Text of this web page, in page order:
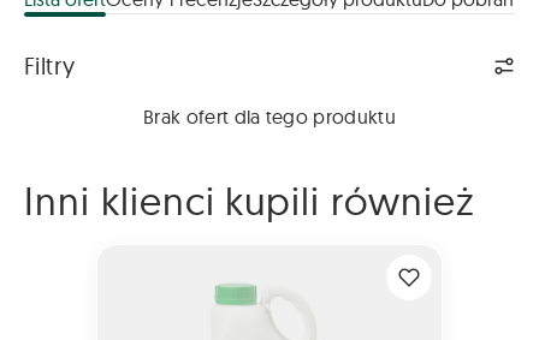
Filtry
Brak ofert dla tego produktu
Inni klienci kupili również